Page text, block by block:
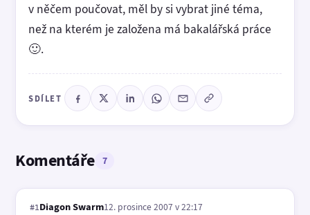
v něčem poučovat, měl by si vybrat jiné téma,
než na kterém je založena má bakalářská práce
🙂.
SDÍLET
Komentáře 7
#1Diagon Swarm12. prosince 2007 v 22:17